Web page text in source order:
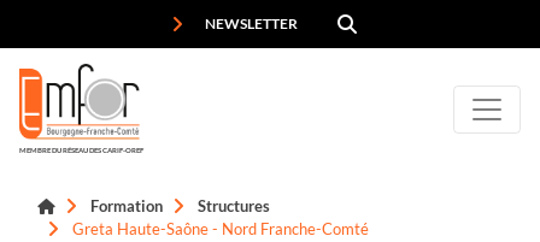
NEWSLETTER
MEMBRE DU RÉSEAU DES CARIF-OREF
Formation
Structures
Greta Haute-Saône - Nord Franche-Comté
Panneau de gestion des cookies